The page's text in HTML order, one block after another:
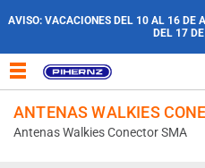
AVISO: VACACIONES DEL 10 AL 16 DE
DEL 17
ANTENAS WALKIES
Antenas Walkies Conector SMA